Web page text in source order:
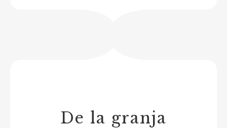
De la granja